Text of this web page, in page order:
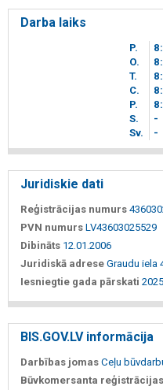
Darba laiks
P. 8
O.
8
T.
8
C.
8
P.
8
S.
-
Sv.
-
Juridiskie dati
Reģistrācijas numurs
PVN numurs LV43603025529
Dibināts 12.01.2006
Juridiskā adrese Graudu iela
Iesniegtie gada pārskati 2025
BIS.GOV.LV informācija
Darbības jomas Ceļu
Būvkomersanta